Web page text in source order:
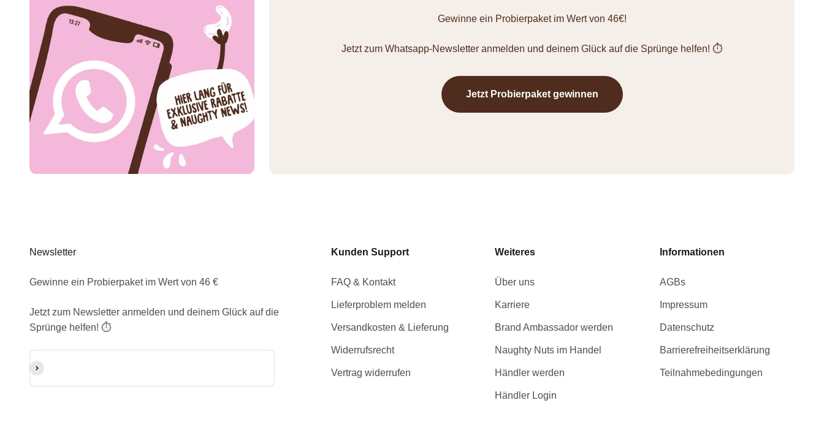
Gewinne ein Probierpaket im Wert von 46€!
Jetzt zum Whatsapp-Newsletter anmelden und deinem Glück auf die Sprünge helfen! ⏱️
Jetzt Probierpaket gewinnen
Newsletter
Gewinne ein Probierpaket im Wert von 46 €
Jetzt zum Newsletter anmelden und deinem Glück auf die
Sprünge helfen! ⏱️
Abonnieren
Kunden Support
FAQ & Kontakt
Lieferproblem melden
Versandkosten & Lieferung
Widerrufsrecht
Vertrag widerrufen
Weiteres
Über uns
Karriere
Brand Ambassador werden
Naughty Nuts im Handel
Händler werden
Händler Login
Informationen
AGBs
Impressum
Datenschutz
Barrierefreiheitserklärung
Teilnahmebedingungen